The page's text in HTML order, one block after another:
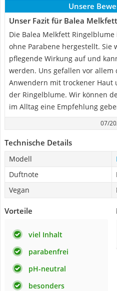
Unsere
Unser Fazit für Balea
Die Balea Melkfett
ohne Parabene hergestellt. Sie
pflegende Wirkung auf und
werden. Uns gefallen vor allem
Anwendern mit trockener Haut
der Ringelblume. Wir können
im Alltag eine Empfehlung
07/
Technische Details
Modell
Duftnote
Vegan
Vorteile
viel Inhalt
parabenfrei
pH-neutral
besonders